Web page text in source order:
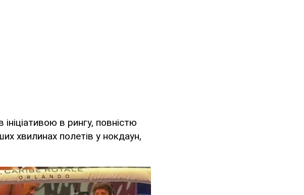
в рингу, повністю
хвилинах полетів у нокдаун,